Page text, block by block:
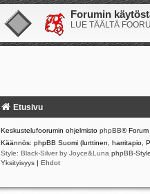
Forumin
LUE TÄÄLTÄ
Etusivu
Keskustelufoorumin ohjelmisto phpBB®
Käännös: phpBB Suomi (lurttinen, harritapio,
Style: Black-Silver by Joyce&Luna phpBB-
Yksityisyys | Ehdot